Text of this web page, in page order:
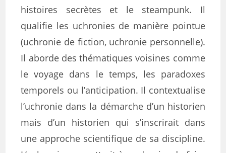
histoires secrètes et le steampunk. Il
qualifie les uchronies de manière pointue
(uchronie de fiction, uchronie personnelle).
Il aborde des thématiques voisines comme
le voyage dans le temps, les paradoxes
temporels ou l’anticipation. Il contextualise
l’uchronie dans la démarche d’un historien
mais d’un historien qui s’inscrirait dans
une approche scientifique de sa discipline.